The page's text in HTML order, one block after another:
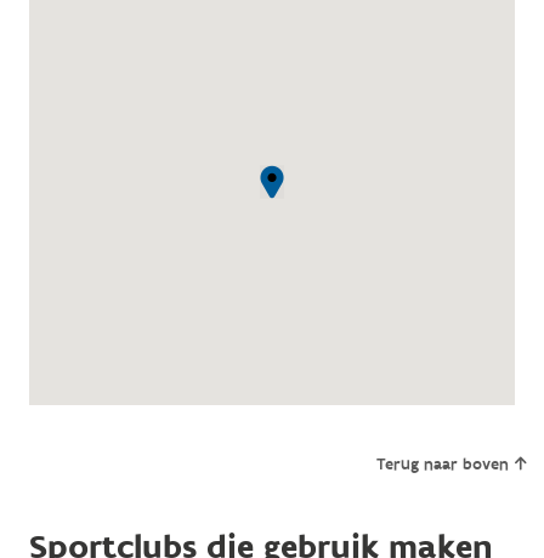
Terug naar boven
Sportclubs die gebruik maken